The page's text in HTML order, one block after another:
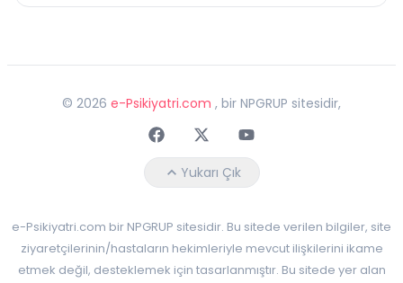
© 2026 e-Psikiyatri.com , bir NPGRUP sitesidir,
FaceebokTwitterYoutube
Yukarı Çık
e-Psikiyatri.com bir NPGRUP sitesidir. Bu sitede verilen bilgiler, site
ziyaretçilerinin/hastaların hekimleriyle mevcut ilişkilerini ikame
etmek değil, desteklemek için tasarlanmıştır. Bu sitede yer alan